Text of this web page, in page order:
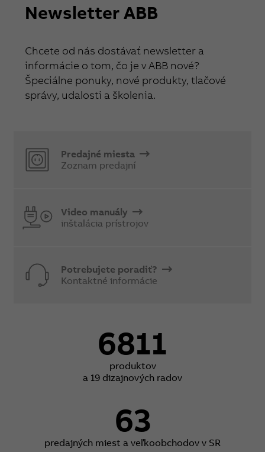
Newsletter ABB
Chcete od nás dostávať newsletter a
informácie o tom, čo je v ABB nové?
Špeciálne ponuky, nové produkty, tlačové
správy, udalosti a školenia.
Predajné miesta
Zoznam predajní
Video manuály
inštalácia prístrojov
Potrebujete poradiť?
Kontaktné informácie
6811
produktov
a 19 dizajnových radov
63
predajných miest a veľkoobchodov v SR